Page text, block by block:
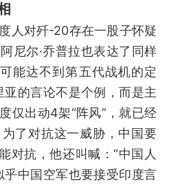
人对歼-20存在一股子怀疑
尼尔·乔普拉也表达了同样
能达不到第五代战机的定
亚的言论不是个例，而是主
仅出动4架“阵风”，就已经
了对抗这一威胁，中国要
对抗，他还叫喊：“中国人
乎中国空军也要接受印度言